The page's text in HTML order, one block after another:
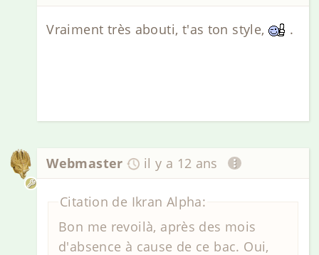
Vraiment très abouti, t'as ton style, .
Webmaster il y a 12 ans
Citation de Ikran Alpha:
Bon me revoilà, après des mois
d'absence à cause de ce bac. Oui,